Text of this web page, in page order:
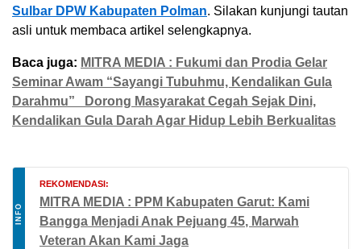
Sulbar DPW Kabupaten Polman. Silakan kunjungi tautan
asli untuk membaca artikel selengkapnya.
Baca juga: MITRA MEDIA : Fukumi dan Prodia Gelar
Seminar Awam “Sayangi Tubuhmu, Kendalikan Gula
Darahmu” Dorong Masyarakat Cegah Sejak Dini,
Kendalikan Gula Darah Agar Hidup Lebih Berkualitas
INFO
REKOMENDASI:
MITRA MEDIA : PPM Kabupaten Garut: Kami
Bangga Menjadi Anak Pejuang 45, Marwah
Veteran Akan Kami Jaga